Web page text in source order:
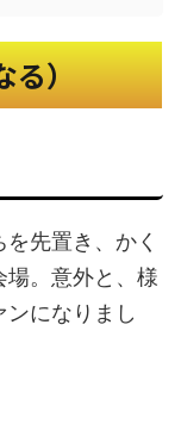
る）
先置き、かく
場。意外と、様
になりまし